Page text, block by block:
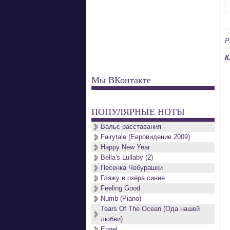
Мы ВКонтакте
ПОПУЛЯРНЫЕ НОТЫ
Вальс расставания
Fairytale (Евровидение 2009)
Happy New Year
Bella's Lullaby (2)
Песенка Чебурашки
Гляжу в озёра синие
Feeling Good
Numb (Piano)
Tears Of The Ocean (Ода нашей
любви)